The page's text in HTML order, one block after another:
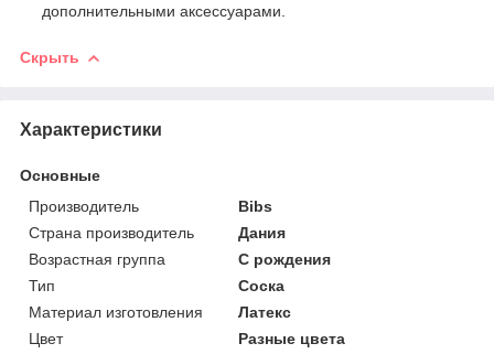
дополнительными аксессуарами.
Скрыть
Характеристики
Основные
Производитель
Bibs
Страна производитель
Дания
Возрастная группа
С рождения
Тип
Соска
Материал изготовления
Латекс
Цвет
Разные цвета